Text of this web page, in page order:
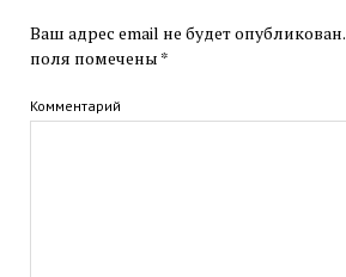
Ваш адрес email не будет опубликован.
поля помечены *
Комментарий